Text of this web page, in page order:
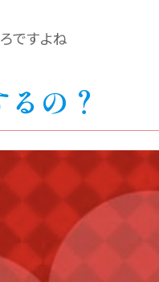
ですよね
の？